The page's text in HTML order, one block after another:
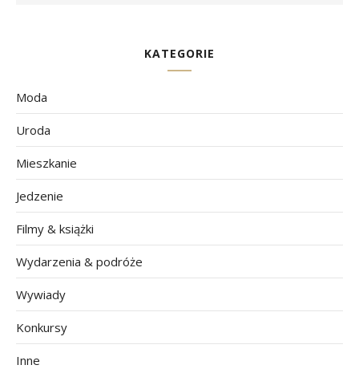
KATEGORIE
Moda
Uroda
Mieszkanie
Jedzenie
Filmy & książki
Wydarzenia & podróże
Wywiady
Konkursy
Inne